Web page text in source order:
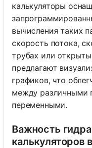
калькуляторы
вычисления таких
скорость потока,
трубах или
предлагают
графиков, что
между различными
переменными.
Важность
калькуляторов